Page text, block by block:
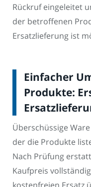
Rückruf eingeleitet
der betroffenen
Ersatzlieferung ist
Einfacher
Produkte:
Überschüssige
der die Produkte
Nach Prüfung
Kaufpreis